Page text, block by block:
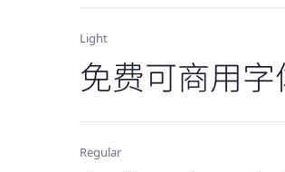
Light
免费可商用
Regular